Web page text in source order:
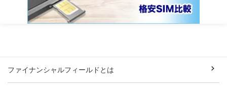
ファイナンシャルフィールドとは